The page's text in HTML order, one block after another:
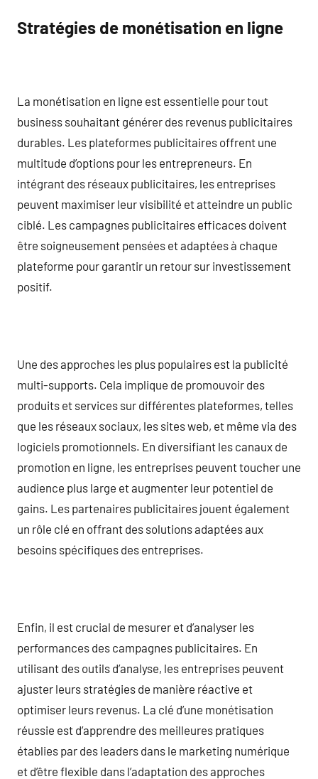
Stratégies de monétisation en ligne
La monétisation en ligne est essentielle pour tout
business souhaitant générer des revenus publicitaires
durables. Les plateformes publicitaires offrent une
multitude d’options pour les entrepreneurs. En
intégrant des réseaux publicitaires, les entreprises
peuvent maximiser leur visibilité et atteindre un public
ciblé. Les campagnes publicitaires efficaces doivent
être soigneusement pensées et adaptées à chaque
plateforme pour garantir un retour sur investissement
positif.
Une des approches les plus populaires est la publicité
multi-supports. Cela implique de promouvoir des
produits et services sur différentes plateformes, telles
que les réseaux sociaux, les sites web, et même via des
logiciels promotionnels. En diversifiant les canaux de
promotion en ligne, les entreprises peuvent toucher une
audience plus large et augmenter leur potentiel de
gains. Les partenaires publicitaires jouent également
un rôle clé en offrant des solutions adaptées aux
besoins spécifiques des entreprises.
Enfin, il est crucial de mesurer et d’analyser les
performances des campagnes publicitaires. En
utilisant des outils d’analyse, les entreprises peuvent
ajuster leurs stratégies de manière réactive et
optimiser leurs revenus. La clé d’une monétisation
réussie est d’apprendre des meilleures pratiques
établies par des leaders dans le marketing numérique
et d’être flexible dans l’adaptation des approches